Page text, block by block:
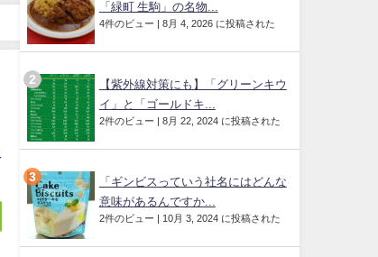
「緑町 生駒」の名物...
4件のビュー | 8月 4, 2026 に投稿された
【紫外線対策にも】「グリーンキウ
イ」と「ゴールドキ...
2件のビュー | 8月 22, 2024 に投稿された
「ギンビスっていう社名にはどんな
意味があるんですか...
2件のビュー | 10月 3, 2024 に投稿された